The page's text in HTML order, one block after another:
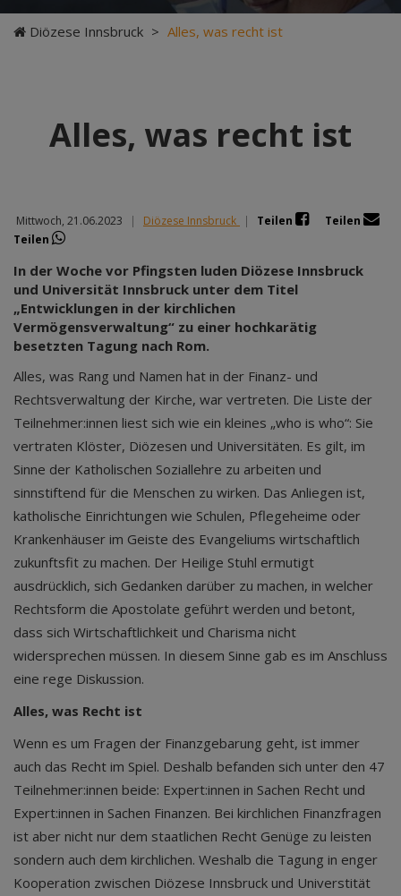
Diözese Innsbruck > Alles, was recht ist
Alles, was recht ist
Mittwoch, 21.06.2023 | Diözese Innsbruck | Teilen
Teilen
Teilen
In der Woche vor Pfingsten luden Diözese Innsbruck
und Universität Innsbruck unter dem Titel
„Entwicklungen in der kirchlichen
Vermögensverwaltung“ zu einer hochkarätig
besetzten Tagung nach Rom.
Alles, was Rang und Namen hat in der Finanz- und
Rechtsverwaltung der Kirche, war vertreten. Die Liste der
Teilnehmer:innen liest sich wie ein kleines „who is who“: Sie
vertraten Klöster, Diözesen und Universitäten. Es gilt, im
Sinne der Katholischen Soziallehre zu arbeiten und
sinnstiftend für die Menschen zu wirken. Das Anliegen ist,
katholische Einrichtungen wie Schulen, Pflegeheime oder
Krankenhäuser im Geiste des Evangeliums wirtschaftlich
zukunftsfit zu machen. Der Heilige Stuhl ermutigt
ausdrücklich, sich Gedanken darüber zu machen, in welcher
Rechtsform die Apostolate geführt werden und betont,
dass sich Wirtschaftlichkeit und Charisma nicht
widersprechen müssen. In diesem Sinne gab es im Anschluss
eine rege Diskussion.
Alles, was Recht ist
Wenn es um Fragen der Finanzgebarung geht, ist immer
auch das Recht im Spiel. Deshalb befanden sich unter den 47
Teilnehmer:innen beide: Expert:innen in Sachen Recht und
Expert:innen in Sachen Finanzen. Bei kirchlichen Finanzfragen
ist aber nicht nur dem staatlichen Recht Genüge zu leisten
sondern auch dem kirchlichen. Weshalb die Tagung in enger
Kooperation zwischen Diözese Innsbruck und Universtität